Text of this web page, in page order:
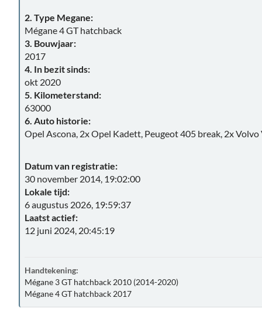
2. Type Megane:
Mégane 4 GT hatchback
3. Bouwjaar:
2017
4. In bezit sinds:
okt 2020
5. Kilometerstand:
63000
6. Auto historie:
Opel Ascona, 2x Opel Kadett, Peugeot 405 break, 2x Volvo
Datum van registratie:
30 november 2014, 19:02:00
Lokale tijd:
6 augustus 2026, 19:59:37
Laatst actief:
12 juni 2024, 20:45:19
Handtekening:
Mégane 3 GT hatchback 2010 (2014-2020)
Mégane 4 GT hatchback 2017